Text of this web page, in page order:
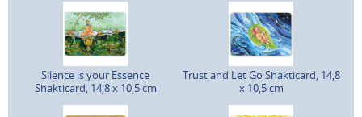
Silence is your Essence
Shakticard, 14,8 x 10,5 cm
Trust and Let Go Shakticard, 14,8
x 10,5 cm